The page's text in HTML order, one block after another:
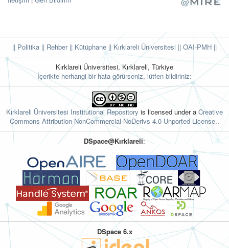
|| Politika || Rehber|| Kütüphane || Kırklareli Üniversitesi || OAI-PMH ||
Kırklareli Üniversitesi, Kırklareli, Türkiye
İçerikte herhangi bir hata görürseniz, lütfen bildiriniz:
Kırklareli Üniversitesi Institutional Repository is licensed under a Creative
Commons Attribution-NonCommercial-NoDerivs 4.0 Unported License..
DSpace@Kırklareli:
DSpace 6.x